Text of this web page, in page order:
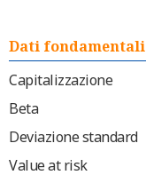
Dati fondamentali
Capitalizzazione
Beta
Deviazione standard
Value at risk